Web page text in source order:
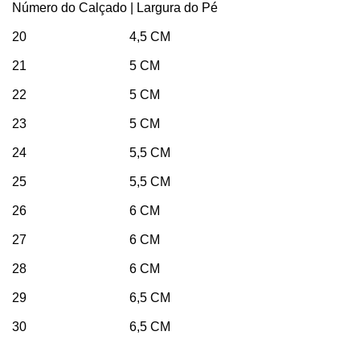
Número do Calçado | Largura do Pé
20 4,5 CM
21 5 CM
22 5 CM
23 5 CM
24 5,5 CM
25 5,5 CM
26 6 CM
27 6 CM
28 6 CM
29 6,5 CM
30 6,5 CM